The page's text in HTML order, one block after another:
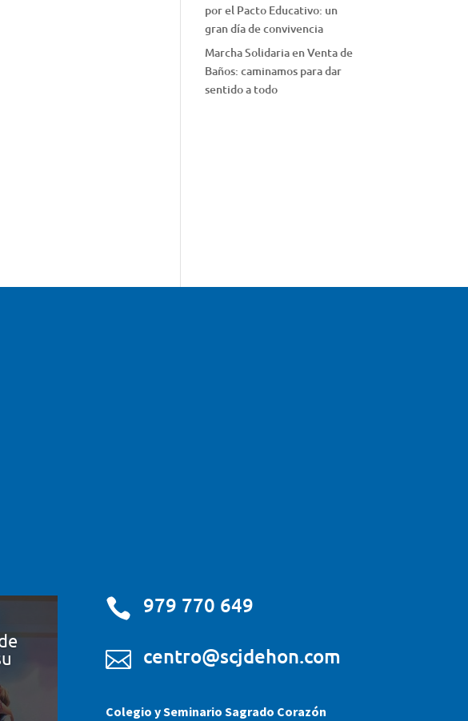
por el Pacto Educativo: un
gran día de convivencia
Marcha Solidaria en Venta de
Baños: caminamos para dar
sentido a todo
 979 770 649
 centro@scjdehon.com
Colegio y Seminario Sagrado Corazón